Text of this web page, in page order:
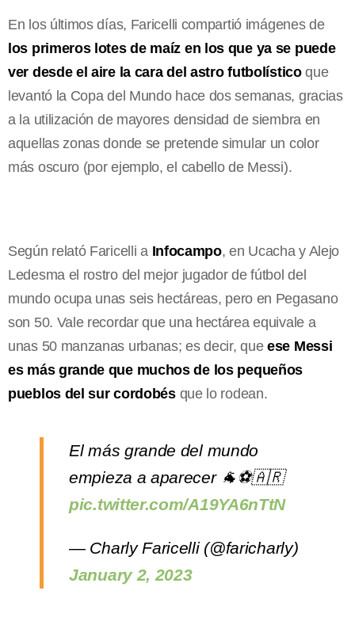
En los últimos días, Faricelli compartió imágenes de
los primeros lotes de maíz en los que ya se puede
ver desde el aire la cara del astro futbolísticoque
levantó la Copa del Mundo hace dos semanas, gracias
a la utilización de mayores densidad de siembra en
aquellas zonas donde se pretende simular un color
más oscuro (por ejemplo, el cabello de Messi).
Según relató Faricelli a Infocampo, en Ucacha y Alejo
Ledesma el rostro del mejor jugador de fútbol del
mundo ocupa unas seis hectáreas, pero en Pegasano
son 50. Vale recordar que una hectárea equivale a
unas 50 manzanas urbanas; es decir, queese Messi
es más grande que muchos de los pequeños
pueblos del sur cordobésque lo rodean.
El más grande del mundo
empieza a aparecer 🐐⚽️🇦🇷
pic.twitter.com/A19YA6nTtN
— Charly Faricelli (@faricharly)
January 2, 2023